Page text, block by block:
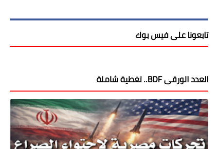
تابعونا على فيس بوك
العدد الورقى BDF.. تغطية شاملة